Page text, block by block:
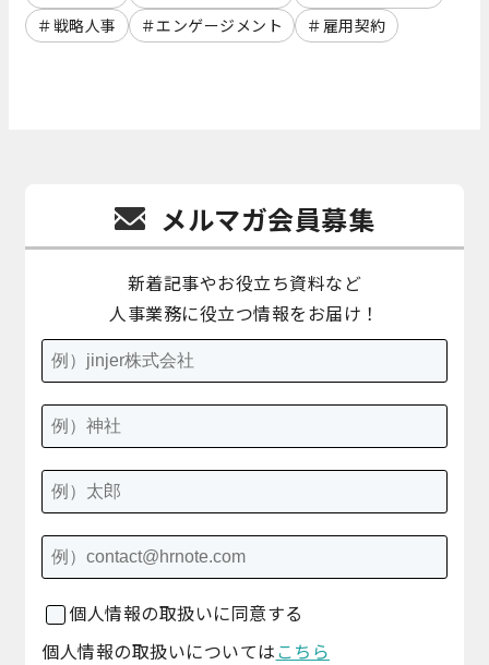
戦略人事
エンゲージメント 雇用契約
メルマガ会員募集
新着記事やお役立ち資料など
人事業務に役立つ情報をお届け！
個人情報の取扱いに同意する
個人情報の取扱いについては こちら